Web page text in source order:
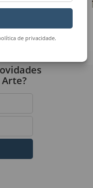
Vestido nº 24
de privacidade.